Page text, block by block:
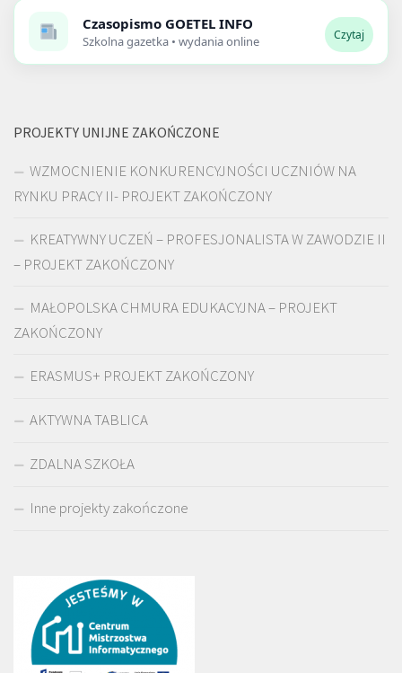
Czasopismo GOETEL INFO
Szkolna gazetka • wydania online Czytaj
PROJEKTY UNIJNE ZAKOŃCZONE
WZMOCNIENIE KONKURENCYJNOŚCI UCZNIÓW NA
RYNKU PRACY II- PROJEKT ZAKOŃCZONY
KREATYWNY UCZEŃ – PROFESJONALISTA W ZAWODZIE II
– PROJEKT ZAKOŃCZONY
MAŁOPOLSKA CHMURA EDUKACYJNA – PROJEKT
ZAKOŃCZONY
ERASMUS+ PROJEKT ZAKOŃCZONY
AKTYWNA TABLICA
ZDALNA SZKOŁA
Inne projekty zakończone